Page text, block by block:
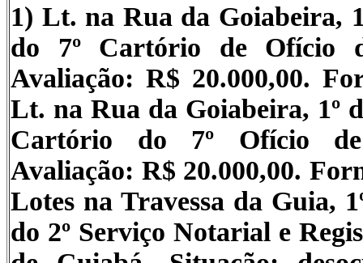
1) Lt. na Rua da Goiabeira,
do 7º Cartório de Ofício
Avaliação: R$ 20.000,00.
Lt. na Rua da Goiabeira, 1º
Cartório do 7º Ofício de
Avaliação: R$ 20.000,00.
Lotes na Travessa da Guia,
do 2º Serviço Notarial e